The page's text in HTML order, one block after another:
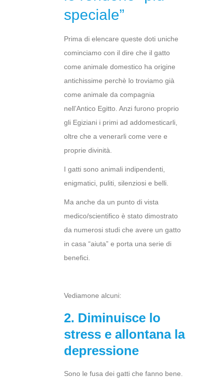
speciale”
Prima di elencare queste doti uniche
cominciamo con il dire che il gatto
come animale domestico ha origine
antichissime perchè lo troviamo già
come animale da compagnia
nell’Antico Egitto. Anzi furono proprio
gli Egiziani i primi ad addomesticarli,
oltre che a venerarli come vere e
proprie divinità.
I gatti sono animali indipendenti,
enigmatici, puliti, silenziosi e belli.
Ma anche da un punto di vista
medico/scientifico è stato dimostrato
da numerosi studi che avere un gatto
in casa “aiuta” e porta una serie di
benefici.
Vediamone alcuni:
2. Diminuisce lo
stress e allontana la
depressione
Sono le fusa dei gatti che fanno bene.